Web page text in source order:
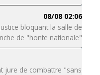
08/08 02:06
bloquant la salle de
de "honte nationale"
jure de combattre "sans